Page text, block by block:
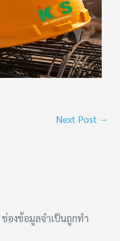
Next Post →
ช่องข้อมูลจำเป็นถูกทำ